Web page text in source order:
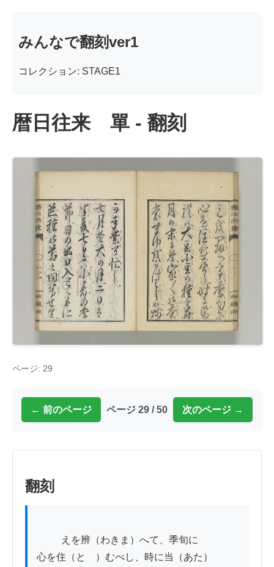
みんなで翻刻ver1
コレクション: STAGE1
暦日往来 單 - 翻刻
ページ: 29
← 前のページ ページ 29 / 50 次のページ →
翻刻
心を住（とゞ）むべし、時に当（あた）